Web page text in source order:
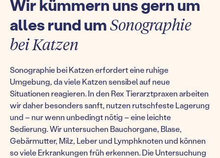
Wir kümmern uns gern um
alles rund umSonographie
bei Katzen
Sonographie bei Katzen erfordert eine ruhige
Umgebung, da viele Katzen sensibel auf neue
Situationen reagieren. In den Rex Tierarztpraxen arbeiten
wir daher besonders sanft, nutzen rutschfeste Lagerung
und – nur wenn unbedingt nötig – eine leichte
Sedierung. Wir untersuchen Bauchorgane, Blase,
Gebärmutter, Milz, Leber und Lymphknoten und können
so viele Erkrankungen früh erkennen. Die Untersuchung